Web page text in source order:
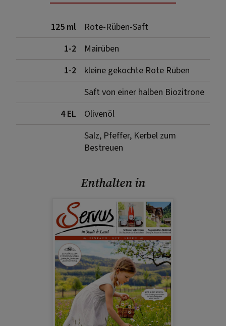
125 ml
Rote-Rüben-Saft
1-2
Mairüben
1-2
kleine gekochte Rote Rüben
Saft von einer halben Biozitrone
4 EL
Olivenöl
Salz, Pfeffer, Kerbel zum
Bestreuen
Enthalten in